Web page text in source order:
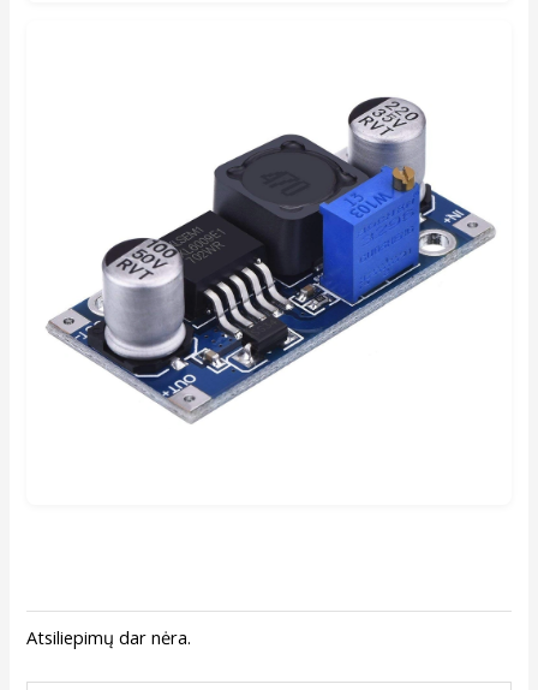
Atsiliepimų dar nėra.